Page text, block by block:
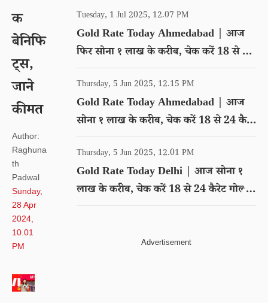
क
बेनिफि
ट्स,
जाने
कीमत
Author:
Raghuna
th
Padwal
Sunday,
28 Apr
2024,
10.01
PM
Tuesday, 1 Jul 2025, 12.07 PM
Gold Rate Today Ahmedabad | आज
फिर सोना १ लाख के करीब, चेक करें 18 से 24
कैरेट गोल्ड का रेट
Thursday, 5 Jun 2025, 12.15 PM
Gold Rate Today Ahmedabad | आज
सोना १ लाख के करीब, चेक करें 18 से 24 कैरेट
गोल्ड का रेट
Thursday, 5 Jun 2025, 12.01 PM
Gold Rate Today Delhi | आज सोना १
लाख के करीब, चेक करें 18 से 24 कैरेट गोल्ड
का रेट